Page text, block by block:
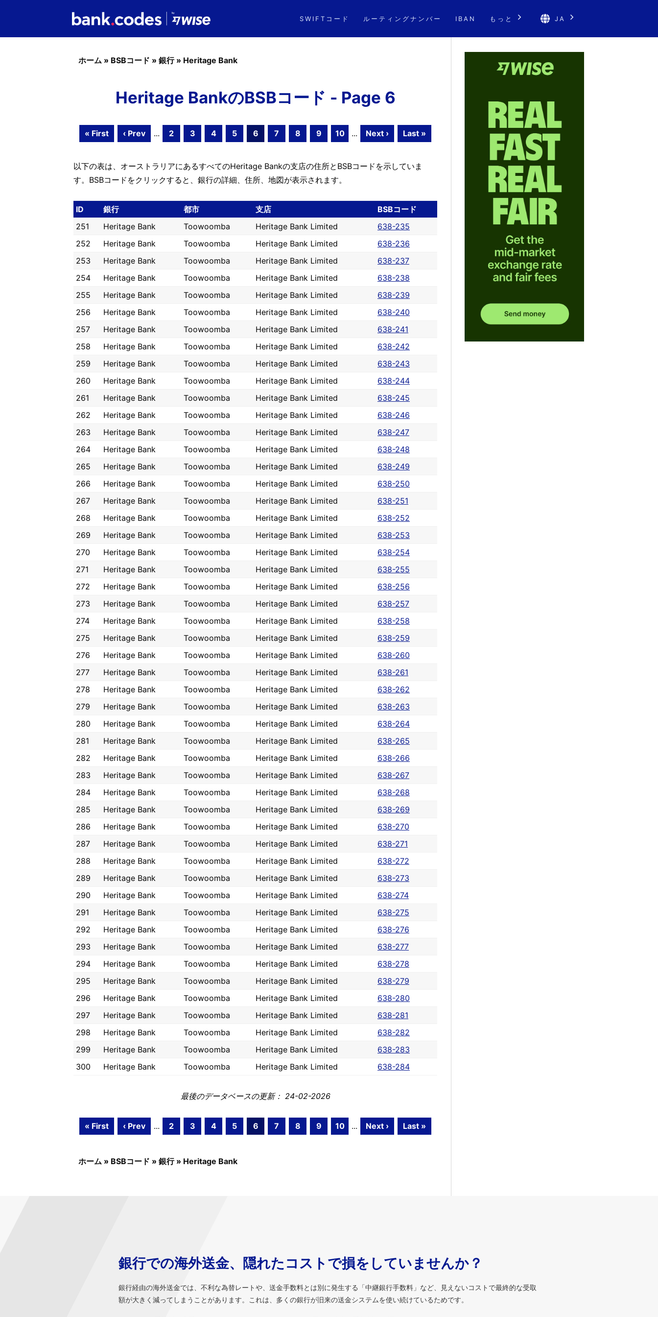
SWIFTコード ルーティングナンバー IBAN もっと JA
ホーム » BSBコード » 銀行» Heritage Bank
Heritage BankのBSBコード - Page 6
« First ‹ Prev ... 2 3 4 5 6 7 8 9 10 ... Next › Last »
以下の表は、オーストラリアにあるすべてのHeritage Bankの支店の住所とBSBコードを示していま
す。BSBコードをクリックすると、銀行の詳細、住所、地図が表示されます。
ID 銀行 都市 支店
BSBコード
251
Heritage Bank Toowoomba Heritage Bank Limited
638-235
252
Heritage Bank Toowoomba Heritage Bank Limited
638-236
253
Heritage Bank Toowoomba Heritage Bank Limited
638-237
254
Heritage Bank Toowoomba Heritage Bank Limited
638-238
255
Heritage Bank Toowoomba Heritage Bank Limited
638-239
256
Heritage Bank Toowoomba Heritage Bank Limited
638-240
257
Heritage Bank Toowoomba Heritage Bank Limited
638-241
258
Heritage Bank Toowoomba Heritage Bank Limited
638-242
259
Heritage Bank Toowoomba Heritage Bank Limited
638-243
260
Heritage Bank Toowoomba Heritage Bank Limited
638-244
261
Heritage Bank Toowoomba Heritage Bank Limited
638-245
262
Heritage Bank Toowoomba Heritage Bank Limited
638-246
263
Heritage Bank Toowoomba Heritage Bank Limited
638-247
264
Heritage Bank Toowoomba Heritage Bank Limited
638-248
265
Heritage Bank Toowoomba Heritage Bank Limited
638-249
266
Heritage Bank Toowoomba Heritage Bank Limited
638-250
267
Heritage Bank Toowoomba Heritage Bank Limited
638-251
268
Heritage Bank Toowoomba Heritage Bank Limited
638-252
269
Heritage Bank Toowoomba Heritage Bank Limited
638-253
270
Heritage Bank Toowoomba Heritage Bank Limited
638-254
271
Heritage Bank Toowoomba Heritage Bank Limited
638-255
272
Heritage Bank Toowoomba Heritage Bank Limited
638-256
273
Heritage Bank Toowoomba Heritage Bank Limited
638-257
274
Heritage Bank Toowoomba Heritage Bank Limited
638-258
275
Heritage Bank Toowoomba Heritage Bank Limited
638-259
276
Heritage Bank Toowoomba Heritage Bank Limited
638-260
277
Heritage Bank Toowoomba Heritage Bank Limited
638-261
278
Heritage Bank Toowoomba Heritage Bank Limited
638-262
279
Heritage Bank Toowoomba Heritage Bank Limited
638-263
280
Heritage Bank Toowoomba Heritage Bank Limited
638-264
281
Heritage Bank Toowoomba Heritage Bank Limited
638-265
282
Heritage Bank Toowoomba Heritage Bank Limited
638-266
283
Heritage Bank Toowoomba Heritage Bank Limited
638-267
284
Heritage Bank Toowoomba Heritage Bank Limited
638-268
285
Heritage Bank Toowoomba Heritage Bank Limited
638-269
286
Heritage Bank Toowoomba Heritage Bank Limited
638-270
287
Heritage Bank Toowoomba Heritage Bank Limited
638-271
288
Heritage Bank Toowoomba Heritage Bank Limited
638-272
289
Heritage Bank Toowoomba Heritage Bank Limited
638-273
290
Heritage Bank Toowoomba Heritage Bank Limited
638-274
291
Heritage Bank Toowoomba Heritage Bank Limited
638-275
292
Heritage Bank Toowoomba Heritage Bank Limited
638-276
293
Heritage Bank Toowoomba Heritage Bank Limited
638-277
294
Heritage Bank Toowoomba Heritage Bank Limited
638-278
295
Heritage Bank Toowoomba Heritage Bank Limited
638-279
296
Heritage Bank Toowoomba Heritage Bank Limited
638-280
297
Heritage Bank Toowoomba Heritage Bank Limited
638-281
298
Heritage Bank Toowoomba Heritage Bank Limited
638-282
299
Heritage Bank Toowoomba Heritage Bank Limited
638-283
300
Heritage Bank Toowoomba Heritage Bank Limited 638-284
最後のデータベースの更新： 24-02-2026
« First ‹ Prev ... 2 3 4 5 6 7 8 9 10 ... Next › Last »
ホーム » BSBコード » 銀行» Heritage Bank
銀行での海外送金、隠れたコストで損をしていませんか？
銀行経由の海外送金では、不利な為替レートや、送金手数料とは別に発生する「中継銀行手数料」など、見えないコストで最終的な受取
額が大きく減ってしまうことがあります。これは、多くの銀行が旧来の送金システムを使い続けているためです。